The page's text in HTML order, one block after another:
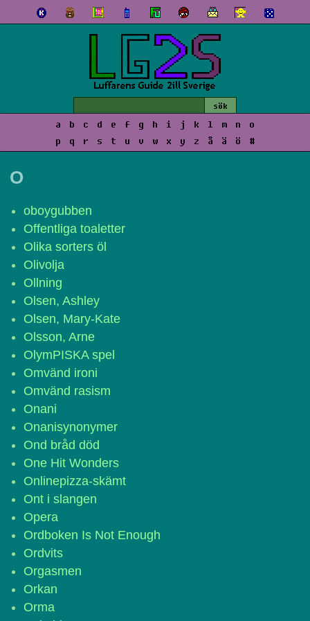
a b c d e f g h i j k l m n
o
p
q r s t u v w x y z å ä ö #
O
oboygubben
Offentliga toaletter
Olika sorters öl
Olivolja
Ollning
Olsen, Ashley
Olsen, Mary-Kate
Olsson, Arne
OlymPISKA spel
Omvänd ironi
Omvänd rasism
Onani
Onanisynonymer
Ond bråd död
One Hit Wonders
Onlinepizza-skämt
Ont i slangen
Opera
Ordboken Is Not Enough
Ordvits
Orgasmen
Orkan
Orma